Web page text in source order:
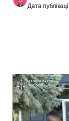
Дата